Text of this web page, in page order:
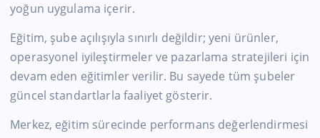
yoğun uygulama içerir.
Eğitim, şube açılışıyla sınırlı değildir; yeni ürünler,
operasyonel iyileştirmeler ve pazarlama stratejileri için
devam eden eğitimler verilir. Bu sayede tüm şubeler
güncel standartlarla faaliyet gösterir.
Merkez, eğitim sürecinde performans değerlendirmesi